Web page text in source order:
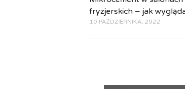
fryzjerskich – jak
10 PAŹDZIERNIKA, 2022